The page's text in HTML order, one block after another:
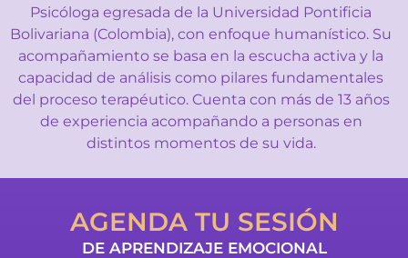
Psicóloga egresada de la Universidad Pontificia
Bolivariana (Colombia), con enfoque humanístico. Su
acompañamiento se basa en la escucha activa y la
capacidad de análisis como pilares fundamentales
del proceso terapéutico. Cuenta con más de 13 años
de experiencia acompañando a personas en
distintos momentos de su vida.
AGENDA TU SESIÓN
DE APRENDIZAJE EMOCIONAL